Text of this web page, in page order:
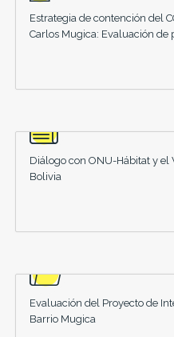
Estrategia de contención del
Carlos Mugica: Evaluación de
Diálogo con ONU-Hábitat y
Bolivia
Evaluación del Proyecto de
Barrio Mugica